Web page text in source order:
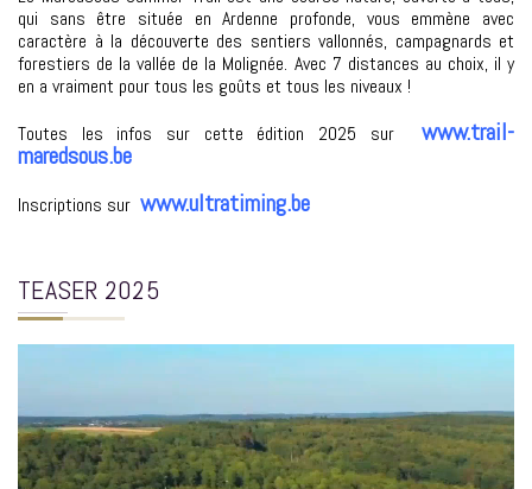
qui sans être située en Ardenne profonde, vous emmène avec
caractère à la découverte des sentiers vallonnés, campagnards et
forestiers de la vallée de la Molignée. Avec 7 distances au choix, il y
en a vraiment pour tous les goûts et tous les niveaux !
Toutes les infos sur cette édition 2025 sur www.trail-
maredsous.be
Inscriptions sur www.ultratiming.be
TEASER 2025